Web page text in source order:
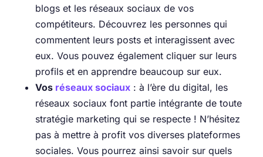
blogs et les réseaux sociaux de vos
compétiteurs. Découvrez les personnes qui
commentent leurs posts et interagissent avec
eux. Vous pouvez également cliquer sur leurs
profils et en apprendre beaucoup sur eux.
Vos réseaux sociaux : à l’ère du digital, les
réseaux sociaux font partie intégrante de toute
stratégie marketing qui se respecte ! N’hésitez
pas à mettre à profit vos diverses plateformes
sociales. Vous pourrez ainsi savoir sur quels